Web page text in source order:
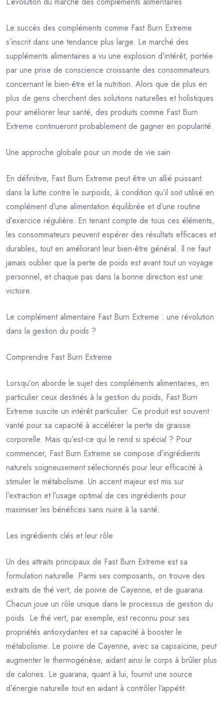
Le succès des compléments comme Fast Burn Extreme
s’inscrit dans une tendance plus large. Le marché des
suppléments alimentaires a vu une explosion d’intérêt, portée
par une prise de conscience croissante des consommateurs
concernant le bien-être et la nutrition. Alors que de plus en
plus de gens cherchent des solutions naturelles et holistiques
pour améliorer leur santé, des produits comme Fast Burn
Extreme continueront probablement de gagner en popularité.
Une approche globale pour un mode de vie sain
En définitive, Fast Burn Extreme peut être un allié puissant
dans la lutte contre le surpoids, à condition qu’il soit utilisé en
complément d’une alimentation équilibrée et d’une routine
d’exercice régulière. En tenant compte de tous ces éléments,
les consommateurs peuvent espérer des résultats efficaces et
durables, tout en améliorant leur bien-être général. Il ne faut
jamais oublier que la perte de poids est avant tout un voyage
personnel, et chaque pas dans la bonne direction est une
victoire.
Le complément alimentaire Fast Burn Extreme : une révolution
dans la gestion du poids ?
Comprendre Fast Burn Extreme
Lorsqu’on aborde le sujet des compléments alimentaires, en
particulier ceux destinés à la gestion du poids, Fast Burn
Extreme suscite un intérêt particulier. Ce produit est souvent
vanté pour sa capacité à accélérer la perte de graisse
corporelle. Mais qu’est-ce qui le rend si spécial ? Pour
commencer, Fast Burn Extreme se compose d’ingrédients
naturels soigneusement sélectionnés pour leur efficacité à
stimuler le métabolisme. Un accent majeur est mis sur
l’extraction et l’usage optimal de ces ingrédients pour
maximiser les bénéfices sans nuire à la santé.
Les ingrédients clés et leur rôle
Un des attraits principaux de Fast Burn Extreme est sa
formulation naturelle. Parmi ses composants, on trouve des
extraits de thé vert, de poivre de Cayenne, et de guarana.
Chacun joue un rôle unique dans le processus de gestion du
poids. Le thé vert, par exemple, est reconnu pour ses
propriétés antioxydantes et sa capacité à booster le
métabolisme. Le poivre de Cayenne, avec sa capsaïcine, peut
augmenter le thermogénèse, aidant ainsi le corps à brûler plus
de calories. Le guarana, quant à lui, fournit une source
d’énergie naturelle tout en aidant à contrôler l’appétit.